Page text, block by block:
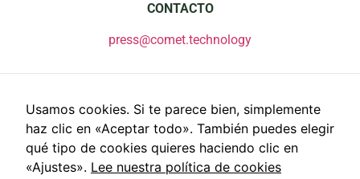
CONTACTO
press@comet.technology
Usamos cookies. Si te parece bien, simplemente
haz clic en «Aceptar todo». También puedes elegir
qué tipo de cookies quieres haciendo clic en
«Ajustes». Lee nuestra política de cookies